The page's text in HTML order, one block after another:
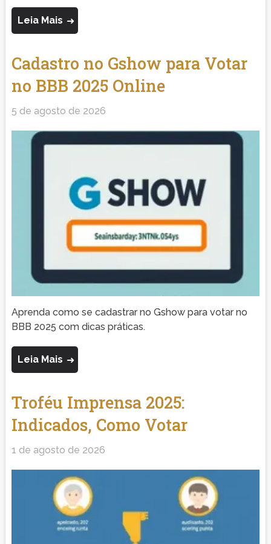
Leia Mais
Cadastro no Gshow para Votar
no BBB 2025 Online
5 de agosto de 2026
Aprenda como se cadastrar no Gshow para votar no
BBB 2025 com dicas práticas.
Leia Mais
Troféu Imprensa 2025:
Indicados, Como Votar
1 de agosto de 2026